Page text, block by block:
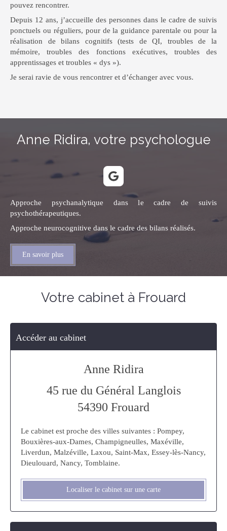
pouvez rencontrer.
Depuis 12 ans, j’accueille des personnes dans le cadre de suivis
ponctuels ou réguliers, pour de la guidance parentale ou pour la
réalisation de bilans cognitifs (tests de QI, troubles de la
mémoire, troubles des fonctions exécutives, troubles des
apprentissages et troubles « dys »).
Je serai ravie de vous rencontrer et d’échanger avec vous.
Anne Ridira, votre psychologue
Approche psychanalytique dans le cadre de suivis
psychothérapeutiques.
Approche neurocognitive dans le cadre des bilans réalisés.
En savoir plus
Votre cabinet à Frouard
Accéder au cabinet
Anne Ridira
45 rue du Général Langlois
54390 Frouard
Le cabinet est proche des villes suivantes : Pompey,
Bouxières-aux-Dames, Champigneulles, Maxéville,
Liverdun, Malzéville, Laxou, Saint-Max, Essey-lès-Nancy,
Dieulouard, Nancy, Tomblaine.
Localiser le cabinet sur une carte